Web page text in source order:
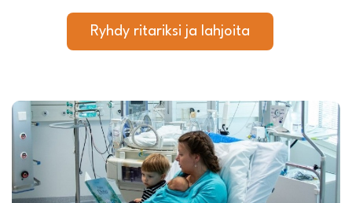
Ryhdy ritariksi ja lahjoita